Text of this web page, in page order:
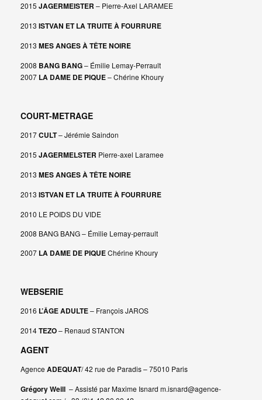
2015 JAGERMEISTER – Pierre-Axel LARAMEE
2013 ISTVAN ET LA TRUITE À FOURRURE
2013 MES ANGES À TÊTE NOIRE
2008 BANG BANG– Émilie Lemay-Perrault
2007 LA DAME DE PIQUE– Chérine Khoury
COURT-METRAGE
2017CULT– Jérémie Saindon
2015 JAGERMELSTER Pierre-axel Laramee
2013 MES ANGES À TÊTE NOIRE
2013 ISTVAN ET LA TRUITE À FOURRURE
2010 LE POIDS DU VIDE
2008 BANG BANG – Émilie Lemay-perrault
2007 LA DAME DE PIQUEChérine Khoury
WEBSERIE
2016 L’ÂGE ADULTE– François JAROS
2014TEZO– Renaud STANTON
AGENT
Agence ADEQUAT/ 42 rue de Paradis – 75010 Paris
Grégory Weill – Assisté par Maxime Isnard m.isnard@agence-